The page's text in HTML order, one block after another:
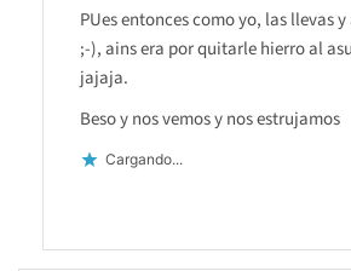
PUes entonces como yo, las llevas
;-), ains era por quitarle hierro al
jajaja.
Beso y nos vemos y nos estrujamos
Cargando...